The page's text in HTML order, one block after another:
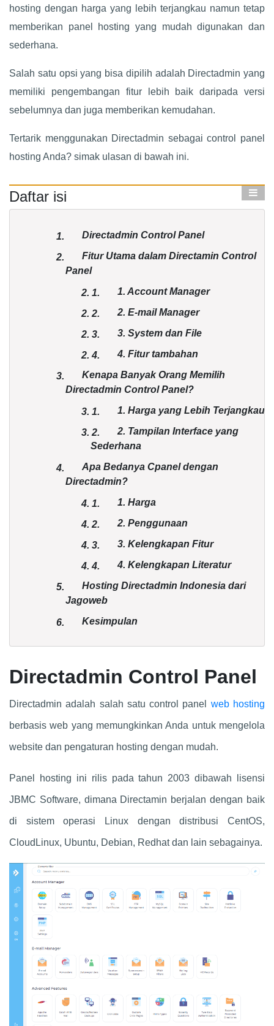
hosting dengan harga yang lebih terjangkau namun tetap
memberikan panel hosting yang mudah digunakan dan
sederhana.
Salah satu opsi yang bisa dipilih adalah Directadmin yang
memiliki pengembangan fitur lebih baik daripada versi
sebelumnya dan juga memberikan kemudahan.
Tertarik menggunakan Directadmin sebagai control panel
hosting Anda? simak ulasan di bawah ini.
Daftar isi
1. Directadmin Control Panel
2.
Fitur Utama dalam Directamin Control
Panel
2. 1. 1. Account Manager
2. 2. 2. E-mail Manager
2. 3. 3. System dan File
2.4. 4. Fitur tambahan
3.
Kenapa Banyak Orang Memilih
Directadmin Control Panel?
3. 1. 1. Harga yang Lebih Terjangkau
3. 2.
2. Tampilan Interface yang
Sederhana
4.
Apa Bedanya Cpanel dengan
Directadmin?
4. 1. 1. Harga
4. 2. 2. Penggunaan
4. 3. 3. Kelengkapan Fitur
4.4. 4. Kelengkapan Literatur
5.
Hosting Directadmin Indonesia dari
Jagoweb
6. Kesimpulan
Directadmin Control Panel
Directadmin adalah salah satu control panel web hosting
berbasis web yang memungkinkan Anda untuk mengelola
website dan pengaturan hosting dengan mudah.
Panel hosting ini rilis pada tahun 2003 dibawah lisensi
JBMC Software, dimana Directamin berjalan dengan baik
di sistem operasi Linux dengan distribusi CentOS,
CloudLinux, Ubuntu, Debian, Redhat dan lain sebagainya.